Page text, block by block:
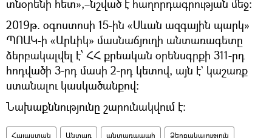
տնօրենի հետ»,–նշված է հաղորդագրության մեջ:
2019թ. օգոստոսի 15-ին «Սևան ազգային պարկ»
ՊՈԱԿ-ի «Արևիկ» մասնաճյուղի անտառագետը
ձերբակալվել է՝ ՀՀ քրեական օրենսգրքի 311-րդ
հոդվածի 3-րդ մասի 2-րդ կետով, այն է` կաշառք
ստանալու կասկածանքով:
Նախաքննությունը շարունակվում է:
Հայաստան Անտառ անտառապահ Ձերբակալություն